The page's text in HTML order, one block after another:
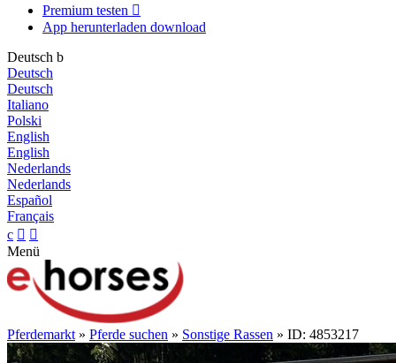
Premium testen 
App herunterladen download
Deutsch b
Deutsch
Deutsch
Italiano
Polski
English
English
Nederlands
Nederlands
Español
Français
c  
Menü
Pferdemarkt » Pferde suchen » Sonstige Rassen » ID: 4853217